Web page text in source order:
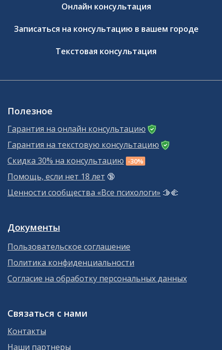
Онлайн консультация
Записаться на консультацию в вашем городе
Текстовая консультация
Полезное
Гарантия на онлайн консультацию
Гарантия на текстовую консультацию
Скидка 30% на консультацию -30%
Помощь, если нет 18 лет 🔞
Ценности сообщества «Все психологи» 🫱‍🫲
Документы
Пользовательское соглашение
Политика конфиденциальности
Согласие на обработку персональных данных
Связаться с нами
Контакты
Наши партнеры